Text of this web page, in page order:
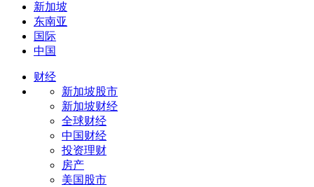
新加坡
东南亚
国际
中国
财经
新加坡股市
新加坡财经
全球财经
中国财经
投资理财
房产
美国股市